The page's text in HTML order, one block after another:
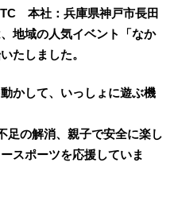
本社：兵庫県神戸市長田
地域の人気イベント「なか
たしました。
かして、いっしょに遊ぶ機
足の解消、親子で安全に楽し
スポーツを応援していま